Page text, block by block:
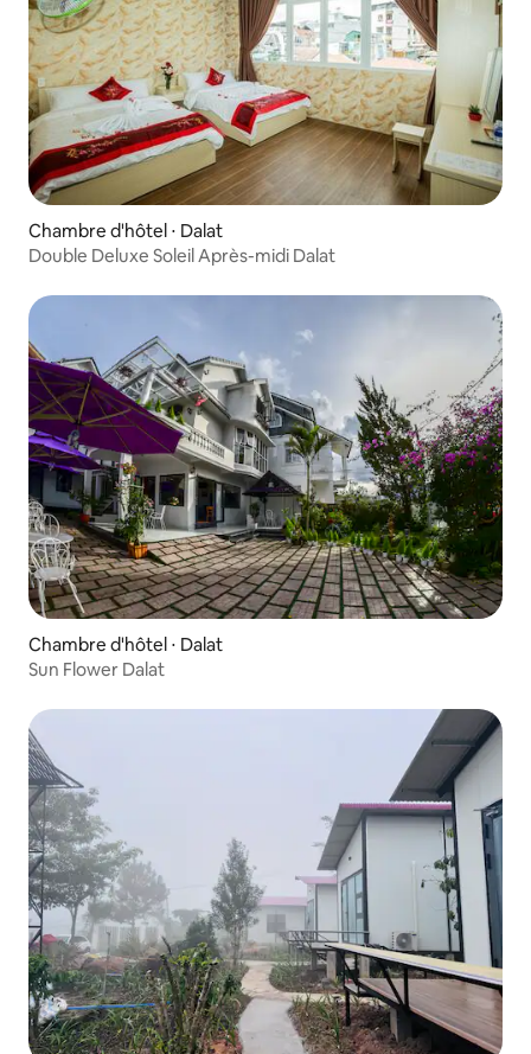
Chambre d'hôtel ⋅ Dalat
Double Deluxe Soleil Après-midi Dalat
Chambre d'hôtel ⋅ Dalat
Sun Flower Dalat